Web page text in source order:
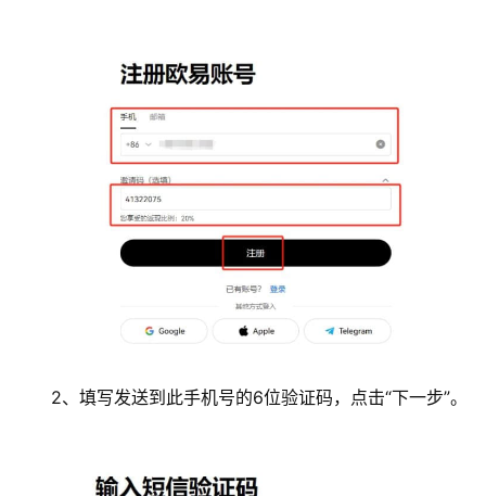
2、填写发送到此手机号的6位验证码，点击“下一步”。